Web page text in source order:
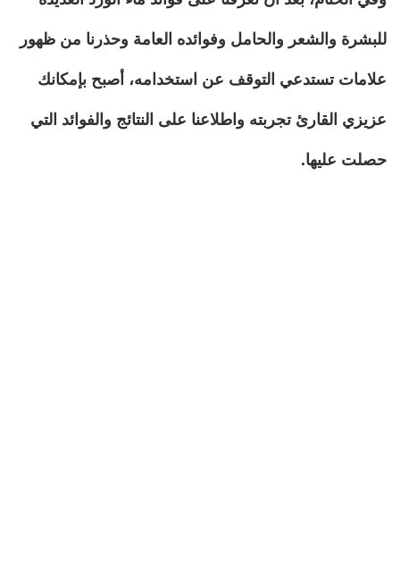
للبشرة والشعر والحامل وفوائده العامة وحذرنا من ظهور
علامات تستدعي التوقف عن استخدامه، أصبح بإمكانك
عزيزي القارئ تجربته واطلاعنا على النتائج والفوائد التي
حصلت عليها.